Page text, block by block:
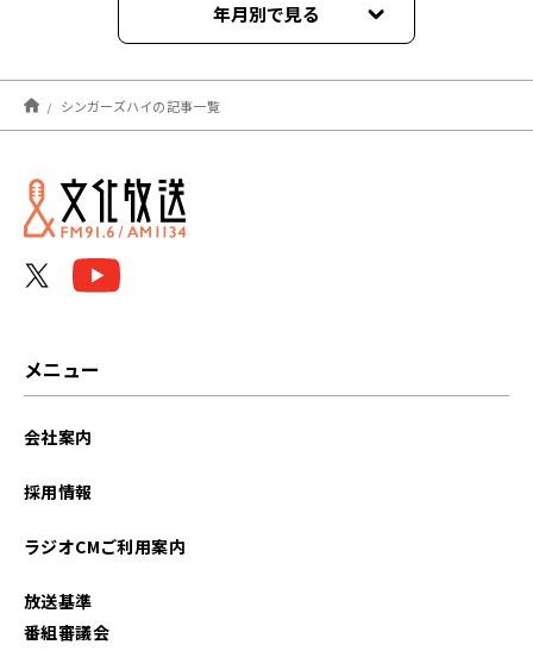
年月別で見る
2025年07月
2023年10月
2022年11月
シンガーズハイの記事一覧
メニュー
会社案内
採用情報
ラジオCMご利用案内
放送基準
番組審議会